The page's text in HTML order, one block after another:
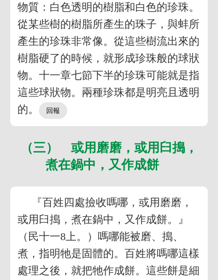
物質：白色透明的樹脂和白色的珍珠。
從某些樹的樹脂所產生的珠子，與蚌所
產生的珍珠非常像。從這些樹流出來的
樹脂硬了的時候，就形成珍珠般的球狀
物。十一章七節下半的珍珠可能就是指
這些球狀物。兩種珍珠都是明亮且透明
的。
（三） 或用磨磨，或用臼搗，
煮在鍋中，又作成餅
『百姓四處撿收嗎哪，或用磨磨，
或用臼搗，煮在鍋中，又作成餅。』
（民十一8上。）嗎哪能被磨、搗、
煮，指明牠是固體的。百姓將嗎哪這樣
處理之後，就把牠作成餅。這些餅是細